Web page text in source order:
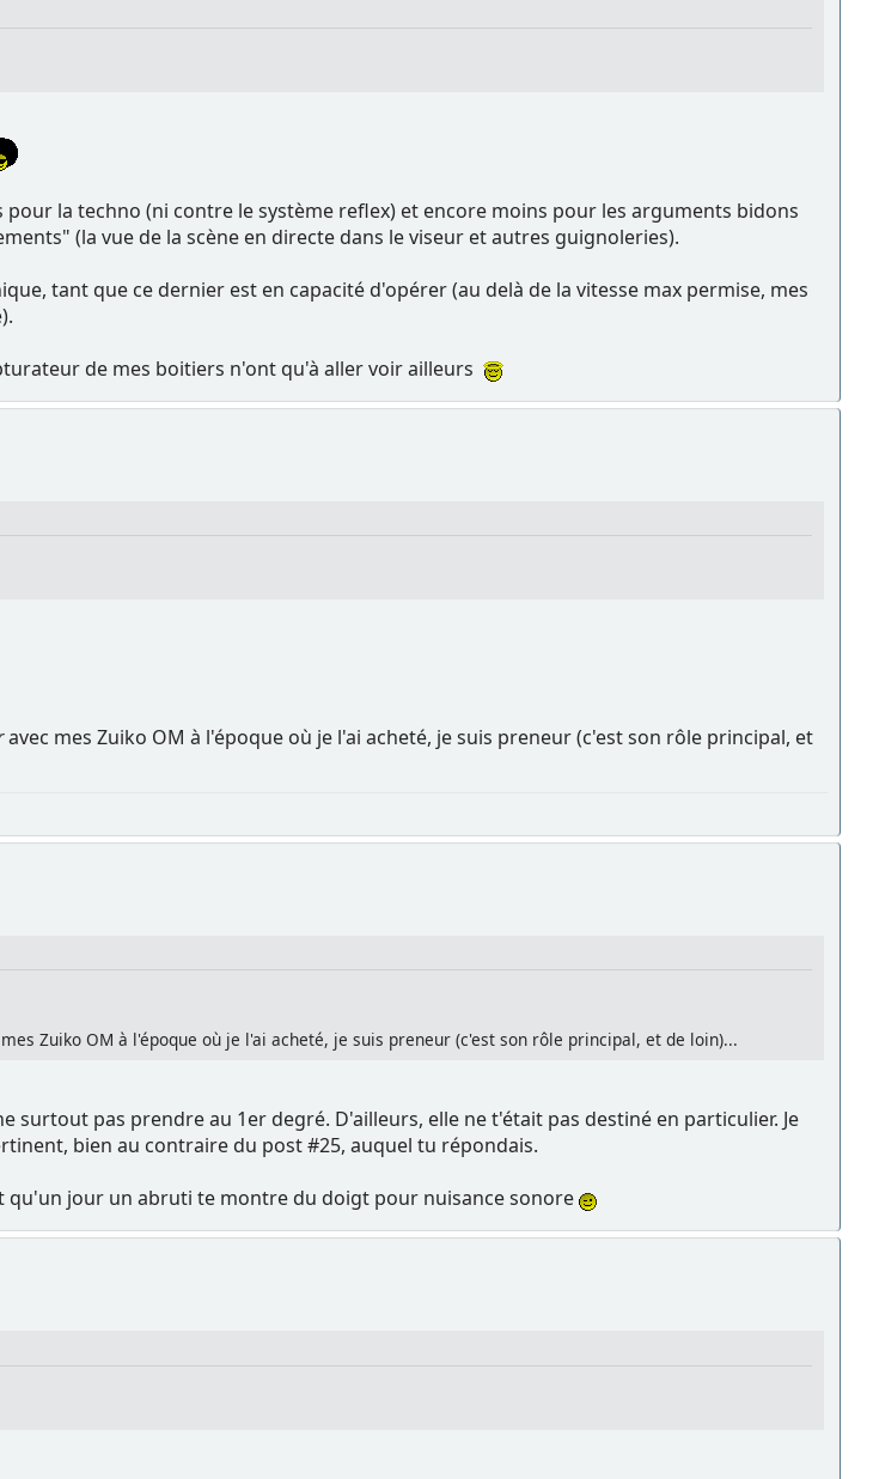
pour la techno (ni contre le système reflex) et encore moins pour les arguments bidons
(la vue de la scène en directe dans le viseur et autres guignoleries).
tant que ce dernier est en capacité d'opérer (au delà de la vitesse max permise, mes
de mes boitiers n'ont qu'à aller voir ailleurs
avec mes Zuiko OM à l'époque où je l'ai acheté, je suis preneur (c'est son rôle principal, et
Zuiko OM à l'époque où je l'ai acheté, je suis preneur (c'est son rôle principal, et de loin)...
pas prendre au 1er degré. D'ailleurs, elle ne t'était pas destiné en particulier. Je
bien au contraire du post #25, auquel tu répondais.
qu'un jour un abruti te montre du doigt pour nuisance sonore